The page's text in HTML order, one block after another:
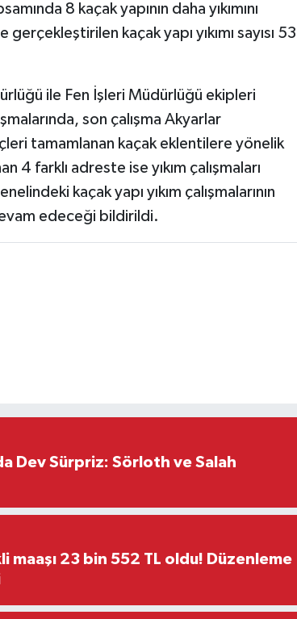
8 kaçak yapının daha yıkımını
kaçak yapı yıkımı sayısı 53
ile Fen İşleri Müdürlüğü ekipleri
son çalışma Akyarlar
tamamlanan kaçak eklentilere yönelik
farklı adreste ise yıkım çalışmaları
kaçak yapı yıkım çalışmalarının
edeceği bildirildi.
Dev Sürpriz: Sörloth ve Salah
maaşı 23 bin 552 TL oldu! Düzenleme